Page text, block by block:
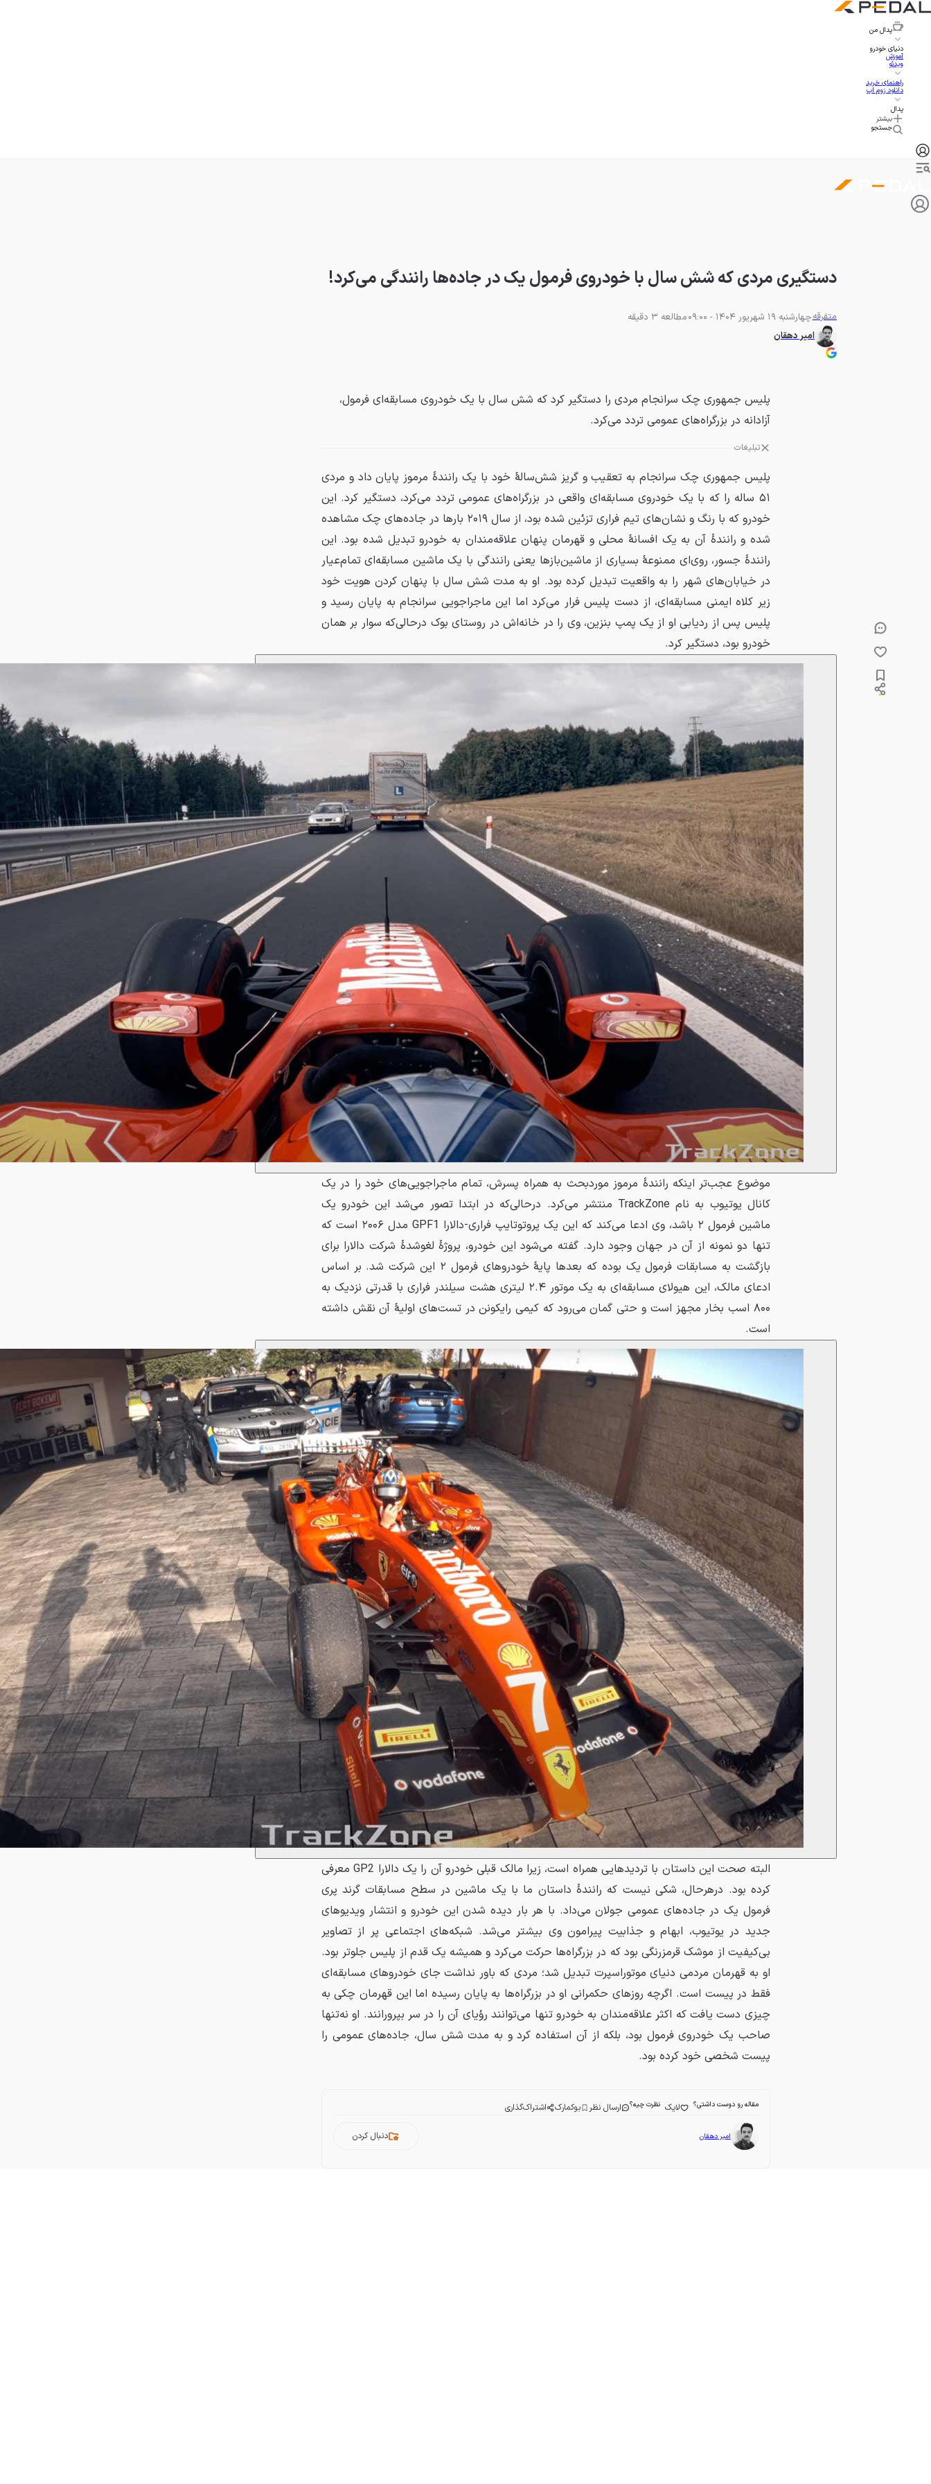
پدال من
دنیای خودرو
آموزش
ویدئو
راهنمای خرید
دانلود زوم اپ
پدال
بیشتر
جستجو
دستگیری مردی که شش سال با خودروی فرمول یک در جاده‌ها رانندگی می‌کرد!
متفرقهچهارشنبه 19 شهریور 1404 - 09:00
مطالعه 3 دقیقه
امیر دهقان
پلیس جمهوری چک سرانجام مردی را دستگیر کرد که شش سال با یک خودروی مسابقه‌ای فرمول،
آزادانه در بزرگراه‌های عمومی تردد می‌کرد.
تبلیغات
پلیس جمهوری چک سرانجام به تعقیب و گریز شش‌سالهٔ خود با یک رانندهٔ مرموز پایان داد و مردی
۵۱ ساله را که با یک خودروی مسابقه‌ای واقعی در بزرگراه‌های عمومی تردد می‌کرد، دستگیر کرد. این
خودرو که با رنگ و نشان‌های تیم فراری تزئین شده بود، از سال ۲۰۱۹ بارها در جاده‌های چک مشاهده
شده و رانندهٔ آن به یک افسانهٔ محلی و قهرمان پنهان علاقه‌مندان به خودرو تبدیل شده بود. این
رانندهٔ جسور، روی‌ای ممنوعهٔ بسیاری از ماشین‌بازها یعنی رانندگی با یک ماشین مسابقه‌ای تمام‌عیار
در خیابان‌های شهر را به واقعیت تبدیل کرده بود. او به مدت شش سال با پنهان کردن هویت خود
زیر کلاه ایمنی مسابقه‌ای، از دست پلیس فرار می‌کرد اما این ماجراجویی سرانجام به پایان رسید و
پلیس پس از ردیابی او از یک پمپ بنزین، وی را در خانه‌اش در روستای بوک درحالی‌که سوار بر همان
خودرو بود، دستگیر کرد.
موضوع عجب‌تر اینکه رانندهٔ مرموز موردبحث به همراه پسرش، تمام ماجراجویی‌های خود را در یک
کانال یوتیوب به نام TrackZone منتشر می‌کرد. درحالی‌که در ابتدا تصور می‌شد این خودرو یک
ماشین فرمول ۲ باشد، وی ادعا می‌کند که این یک پروتوتایپ فراری-دالارا GPF1 مدل ۲۰۰۶ است که
تنها دو نمونه از آن در جهان وجود دارد. گفته می‌شود این خودرو، پروژهٔ لغوشدهٔ شرکت دالارا برای
بازگشت به مسابقات فرمول یک بوده که بعدها پایهٔ خودروهای فرمول ۲ این شرکت شد. بر اساس
ادعای مالک، این هیولای مسابقه‌ای به یک موتور ۲.۴ لیتری هشت سیلندر فراری با قدرتی نزدیک به
۸۰۰ اسب بخار مجهز است و حتی گمان می‌رود که کیمی رایکونن در تست‌های اولیهٔ آن نقش داشته
است.
البته صحت این داستان با تردیدهایی همراه است، زیرا مالک قبلی خودرو آن را یک دالارا GP2 معرفی
کرده بود. درهرحال، شکی نیست که رانندهٔ داستان ما با یک ماشین در سطح مسابقات گرند پری
فرمول یک در جاده‌های عمومی جولان می‌داد. با هر بار دیده شدن این خودرو و انتشار ویدیوهای
جدید در یوتیوب، ابهام و جذابیت پیرامون وی بیشتر می‌شد. شبکه‌های اجتماعی پر از تصاویر
بی‌کیفیت از موشک قرمزرنگی بود که در بزرگراه‌ها حرکت می‌کرد و همیشه یک قدم از پلیس جلوتر بود.
او به قهرمان مردمی دنیای موتوراسپرت تبدیل شد؛ مردی که باور نداشت جای خودروهای مسابقه‌ای
فقط در پیست است. اگرچه روزهای حکمرانی او در بزرگراه‌ها به پایان رسیده اما این قهرمان چکی به
چیزی دست یافت که اکثر علاقه‌مندان به خودرو تنها می‌توانند رؤیای آن را در سر بپرورانند. او نه‌تنها
صاحب یک خودروی فرمول بود، بلکه از آن استفاده کرد و به مدت شش سال، جاده‌های عمومی را
پیست شخصی خود کرده بود.
مقاله رو دوست داشتی؟ لایک نظرت چیه؟ ارسال نظر بوکمارک اشتراک‌گذاری
امیر دهقان دنبال کردن